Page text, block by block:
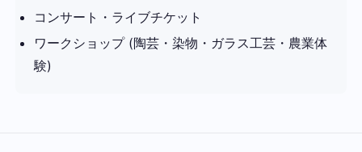
コンサート・ライブチケット
ワークショップ (陶芸・染物・ガラス工芸・農業体
験)